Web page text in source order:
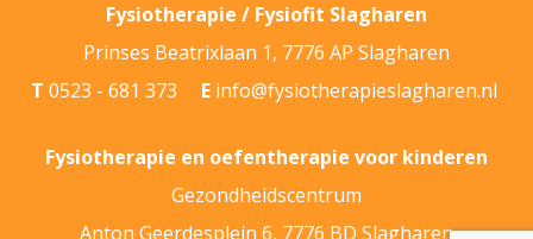
Fysiotherapie / Fysiofit Slagharen
Prinses Beatrixlaan 1, 7776 AP Slagharen
T 0523 - 681 373 E info@fysiotherapieslagharen.nl
Fysiotherapie en oefentherapie voor kinderen
Gezondheidscentrum
Anton Geerdesplein 6, 7776 BD Slagharen